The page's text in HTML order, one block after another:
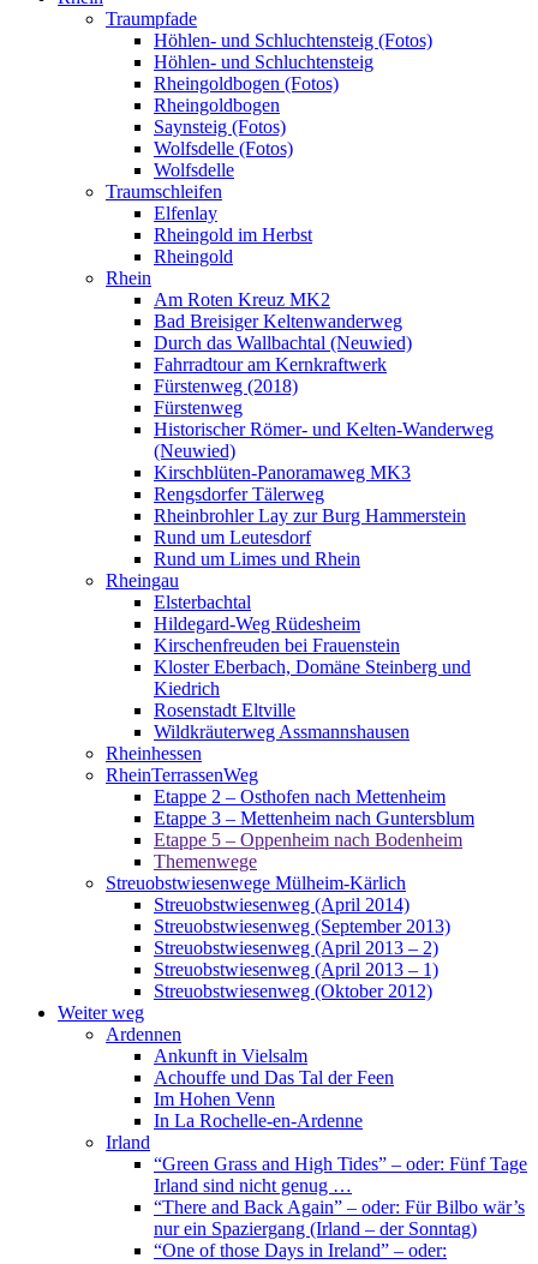
Traumpfade
Höhlen- und Schluchtensteig (Fotos)
Höhlen- und Schluchtensteig
Rheingoldbogen (Fotos)
Rheingoldbogen
Saynsteig (Fotos)
Wolfsdelle (Fotos)
Wolfsdelle
Traumschleifen
Elfenlay
Rheingold im Herbst
Rheingold
Rhein
Am Roten Kreuz MK2
Bad Breisiger Keltenwanderweg
Durch das Wallbachtal (Neuwied)
Fahrradtour am Kernkraftwerk
Fürstenweg (2018)
Fürstenweg
Historischer Römer- und Kelten-Wanderweg
(Neuwied)
Kirschblüten-Panoramaweg MK3
Rengsdorfer Tälerweg
Rheinbrohler Lay zur Burg Hammerstein
Rund um Leutesdorf
Rund um Limes und Rhein
Rheingau
Elsterbachtal
Hildegard-Weg Rüdesheim
Kirschenfreuden bei Frauenstein
Kloster Eberbach, Domäne Steinberg und
Kiedrich
Rosenstadt Eltville
Wildkräuterweg Assmannshausen
Rheinhessen
RheinTerrassenWeg
Etappe 2 – Osthofen nach Mettenheim
Etappe 3 – Mettenheim nach Guntersblum
Etappe 5 – Oppenheim nach Bodenheim
Themenwege
Streuobstwiesenwege Mülheim-Kärlich
Streuobstwiesenweg (April 2014)
Streuobstwiesenweg (September 2013)
Streuobstwiesenweg (April 2013 – 2)
Streuobstwiesenweg (April 2013 – 1)
Streuobstwiesenweg (Oktober 2012)
Weiter weg
Ardennen
Ankunft in Vielsalm
Achouffe und Das Tal der Feen
Im Hohen Venn
In La Rochelle-en-Ardenne
Irland
“Green Grass and High Tides” – oder: Fünf Tage
Irland sind nicht genug …
“There and Back Again” – oder: Für Bilbo wär’s
nur ein Spaziergang (Irland – der Sonntag)
“One of those Days in Ireland” – oder: